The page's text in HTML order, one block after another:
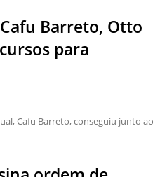
Barreto, Otto
para
Cafu Barreto, conseguiu junto ao